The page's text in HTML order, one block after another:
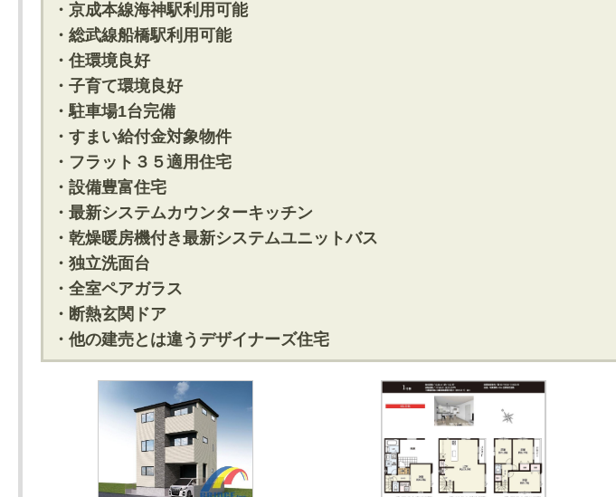
・京成本線海神駅利用可能
・総武線船橋駅利用可能
・住環境良好
・子育て環境良好
・駐車場1台完備
・すまい給付金対象物件
・フラット３５適用住宅
・設備豊富住宅
・最新システムカウンターキッチン
・乾燥暖房機付き最新システムユニットバス
・独立洗面台
・全室ペアガラス
・断熱玄関ドア
・他の建売とは違うデザイナーズ住宅